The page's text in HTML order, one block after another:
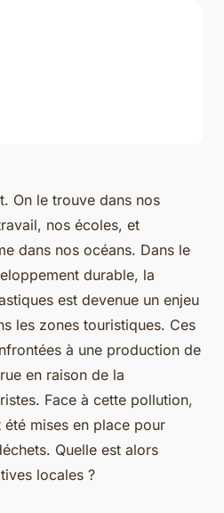
On le trouve dans nos
nos écoles, et
dans nos océans. Dans le
durable, la
est devenue un enjeu
les zones touristiques. Ces
à une production de
en raison de la
Face à cette pollution,
mises en place pour
Quelle est alors
locales ?